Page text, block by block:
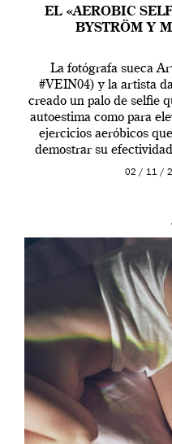
EL «AEROBIC
BYSTRÖM Y
La fotógrafa sueca
#VEIN04) y la artista
creado un palo de selfie
autoestima como para
ejercicios aeróbicos
demostrar su
prueba
02 / 11 /